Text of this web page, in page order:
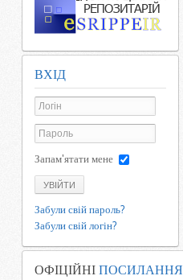
ВХІД
Запам'ятати мене
УВІЙТИ
Забули свій пароль?
Забули свій логін?
ОФІЦІЙНІ ПОСИЛАННЯ